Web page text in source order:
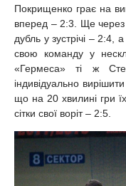
Покрищенко грає на
вперед – 2:3. Ще
дубль у зустрічі – 2:4,
свою команду у
«Гермеса» ті ж
індивідуально
що на 20 хвилині гри
сітки свої воріт – 2:5.